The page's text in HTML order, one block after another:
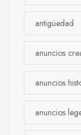
antigüedad
anuncios
anuncios
anuncios